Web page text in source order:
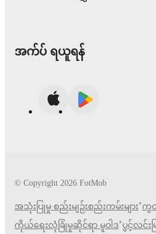
အက်ပ် ရယူရန်
© Copyright 2026 FotMob
အသုံးပြုမှု စည်းမျဉ်းစည်းကမ်းများ•ကွ
ကိုယ်ရေးလုံခြုံမှုဆိုင်ရာ မူဝါဒ•ပွင့်လင်း